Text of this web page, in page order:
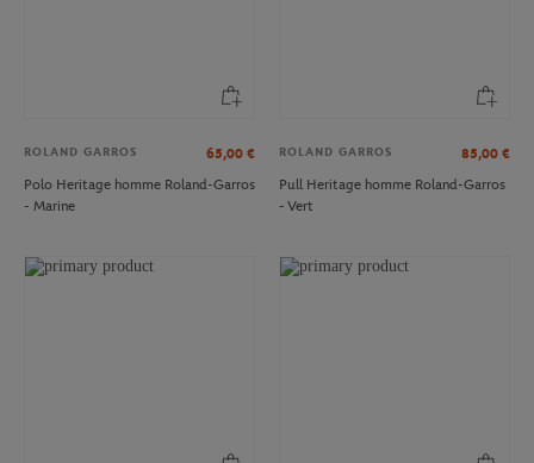
ROLAND GARROS 65,00 €
Polo Heritage homme Roland-Garros
- Marine
ROLAND GARROS 85,00 €
Pull Heritage homme Roland-Garros
- Vert